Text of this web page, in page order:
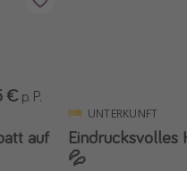
€ p. P.
UNTERKUNFT
Eindrucksvolles
💦